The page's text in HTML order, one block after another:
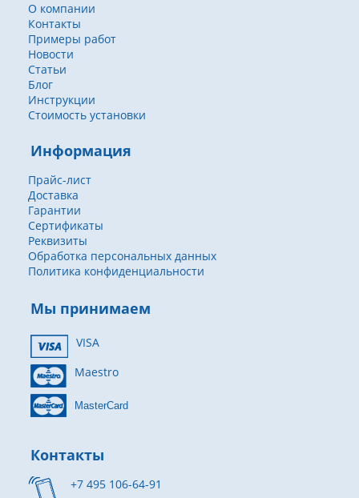
О компании
Контакты
Примеры работ
Новости
Статьи
Блог
Инструкции
Стоимость установки
Информация
Прайс-лист
Доставка
Гарантии
Сертификаты
Реквизиты
Обработка персональных данных
Политика конфиденциальности
Мы принимаем
VISA
Maestro
MasterCard
Контакты
+7 495 106-64-91